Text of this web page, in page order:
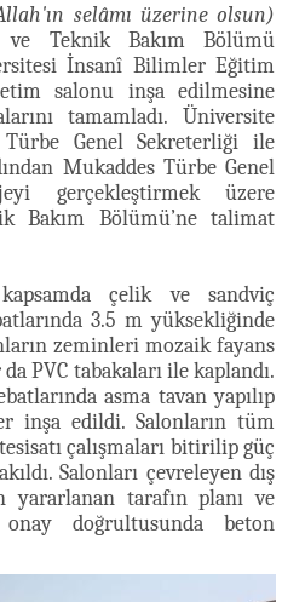
selâmı üzerine olsun)
Teknik Bakım Bölümü
İnsanî Bilimler Eğitim
salonu inşa edilmesine
tamamladı. Üniversite
Türbe Genel Sekreterliği ile
Mukaddes Türbe Genel
gerçekleştirmek üzere
Bakım Bölümü’ne talimat
çelik ve sandviç
3.5 m yüksekliğinde
zeminleri mozaik fayans
PVC tabakaları ile kaplandı.
asma tavan yapılıp
inşa edildi. Salonların tüm
çalışmaları bitirilip güç
Salonları çevreleyen dış
yararlanan tarafın planı ve
doğrultusunda beton